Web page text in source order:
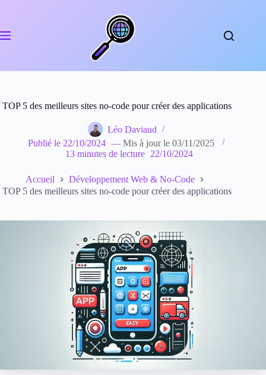
TOP 5 des meilleurs sites no-code pour créer des applications
Léo Daviaud
Publié le 22/10/2024 — Mis à jour le 03/11/2025
13 minutes de lecture
22/10/2024
Accueil
Développement Web & No-Code
TOP 5 des meilleurs sites no-code pour créer des applications